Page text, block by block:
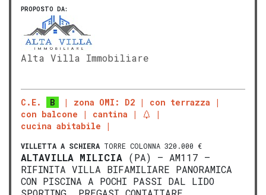
PROPOSTO DA:
Alta Villa Immobiliare
C.E. B zona OMI: D2
con terrazza
con balcone
cantina
cucina abitabile
VILLETTA A SCHIERA TORRE COLONNA 320.000 €
ALTAVILLA MILICIA (PA) – AM117 –
RIFINITA VILLA BIFAMILIARE PANORAMICA
CON PISCINA A POCHI PASSI DAL LIDO